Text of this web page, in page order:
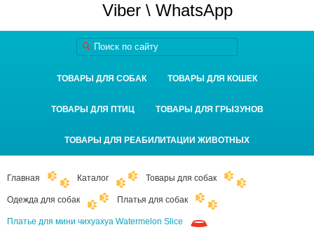
Viber \ WhatsApp
ТОВАРЫ ДЛЯ СОБАК ТОВАРЫ ДЛЯ КОШЕК
ТОВАРЫ ДЛЯ ПТИЦ ТОВАРЫ ДЛЯ ГРЫЗУНОВ
ТОВАРЫ ДЛЯ РЕАБИЛИТАЦИИ ЖИВОТНЫХ
Главная Каталог Товары для собак
Одежда для собак Платья для собак
Платье для мини чихуахуа Watermelon Slice